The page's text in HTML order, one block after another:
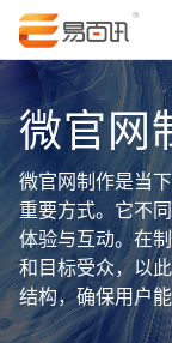
微官网
微官网制作是当
重要方式。它不
体验与互动。在
和目标受众，以
结构，确保用户
容策划也至关重